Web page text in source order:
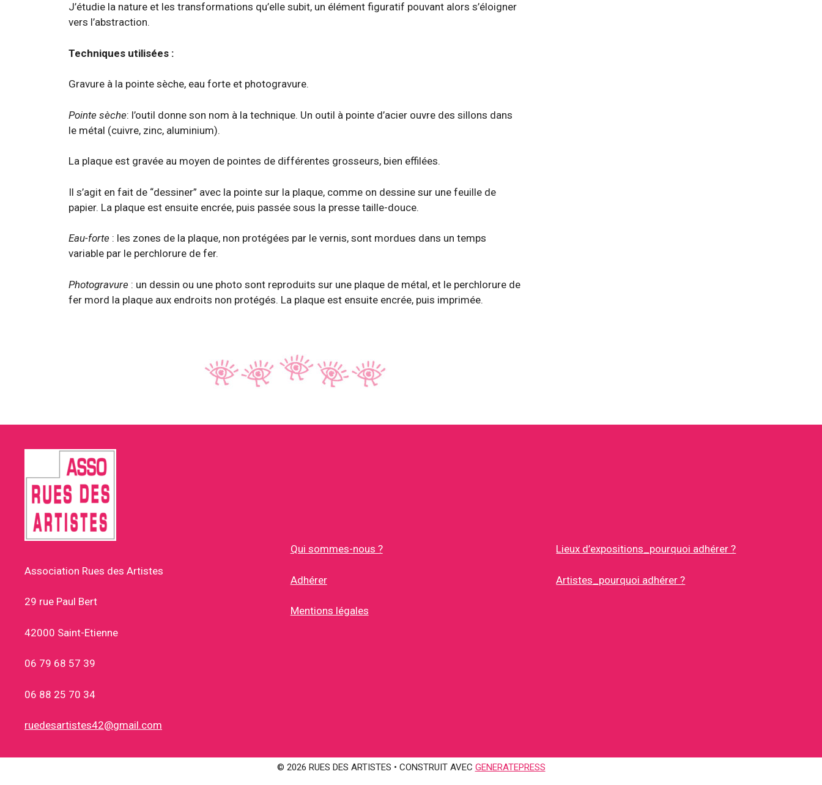
J’étudie la nature et les transformations qu’elle subit, un élément figuratif pouvant alors s’éloigner
vers l’abstraction.
Techniques utilisées :
Gravure à la pointe sèche, eau forte et photogravure.
Pointe sèche: l’outil donne son nom à la technique. Un outil à pointe d’acier ouvre des sillons dans
le métal (cuivre, zinc, aluminium).
La plaque est gravée au moyen de pointes de différentes grosseurs, bien effilées.
Il s’agit en fait de “dessiner” avec la pointe sur la plaque, comme on dessine sur une feuille de
papier. La plaque est ensuite encrée, puis passée sous la presse taille-douce.
Eau-forte : les zones de la plaque, non protégées par le vernis, sont mordues dans un temps
variable par le perchlorure de fer.
Photogravure : un dessin ou une photo sont reproduits sur une plaque de métal, et le perchlorure de
fer mord la plaque aux endroits non protégés. La plaque est ensuite encrée, puis imprimée.
Association Rues des Artistes
29 rue Paul Bert
42000 Saint-Etienne
06 79 68 57 39
06 88 25 70 34
ruedesartistes42@gmail.com
Qui sommes-nous ?
Adhérer
Mentions légales
Lieux d’expositions_pourquoi adhérer ?
Artistes_pourquoi adhérer ?
© 2026 RUES DES ARTISTES • CONSTRUIT AVEC GENERATEPRESS